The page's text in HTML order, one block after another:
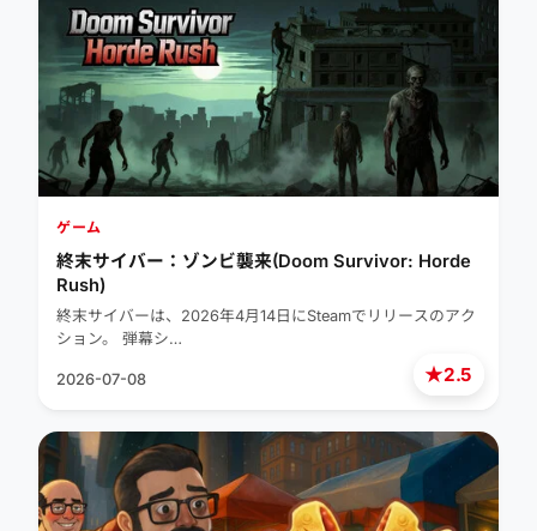
★2.5
ゲーム
終末サイバー：ゾンビ襲来(Doom Survivor: Horde
Rush)
終末サイバーは、2026年4月14日にSteamでリリースのアク
ション。 弾幕シ…
2026-07-08